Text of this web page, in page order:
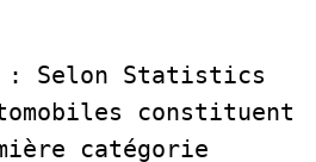
: Selon Statistics
constituent
catégorie